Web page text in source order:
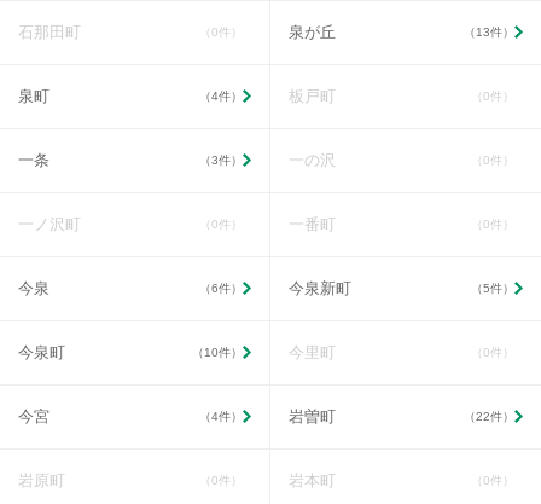
石那田町 （0件） 泉が丘 （13件）
泉町 （4件） 板戸町 （0件）
一条 （3件） 一の沢 （0件）
一ノ沢町 （0件） 一番町 （0件）
今泉 （6件） 今泉新町 （5件）
今泉町 （10件） 今里町 （0件）
今宮 （4件） 岩曽町 （22件）
岩原町 （0件） 岩本町 （0件）